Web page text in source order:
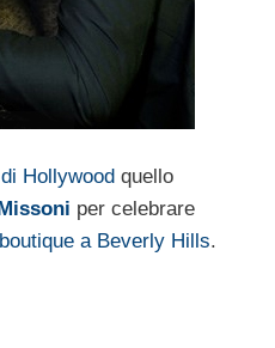
Hollywood quello
per celebrare
boutique a Beverly Hills.